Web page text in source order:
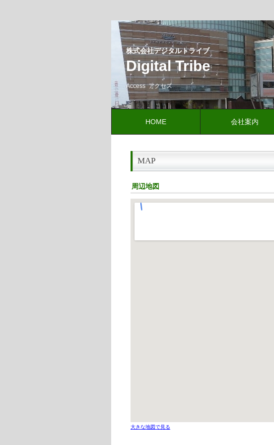
株式会社デジタルトライブ
Digital Tribe
Access アクセス
HOME 会社案内
MAP
周辺地図
大きな地図で見る